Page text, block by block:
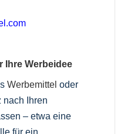
Ihre Werbeidee
Werbemittel oder
nach Ihren
– etwa eine